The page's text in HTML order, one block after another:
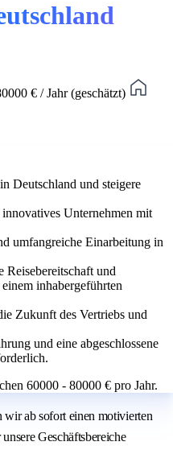
€ / Jahr (geschätzt)
Deutschland und steigere
Unternehmen mit
umfangreiche Einarbeitung in
Reisebereitschaft und
inhabergeführten
Zukunft des Vertriebs und
und eine abgeschlossene
60000 - 80000 € pro Jahr.
wir ab sofort einen motivierten
Geschäftsbereiche